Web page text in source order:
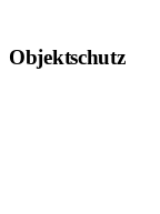
Objektschutz